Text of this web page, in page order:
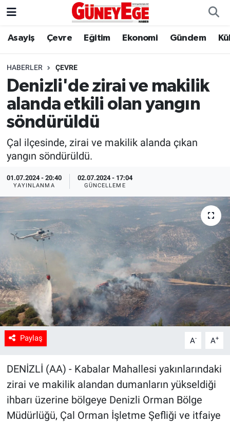
Asayiş Çevre Eğitim Ekonomi Gündem
HABERLER ÇEVRE
Denizli'de zirai ve makilik
alanda etkili olan yangın
söndürüldü
Çal ilçesinde, zirai ve makilik alanda çıkan
yangın söndürüldü.
01.07.2024 - 20:40
YAYINLANMA
02.07.2024 - 17:04
GÜNCELLEME
Paylaş A- A+
DENİZLİ (AA) - Kabalar Mahallesi yakınlarındaki
zirai ve makilik alandan dumanların yükseldiği
ihbarı üzerine bölgeye Denizli Orman Bölge
Müdürlüğü, Çal Orman İşletme Şefliği ve itfaiye
Asayiş
Çevre
Eğitim
Ekonomi
Gündem
Magazin
Politika
Sağlık
Spor
Yaşam
Tarım
İstanbul Hava Durumu
İstanbul Trafik Yoğunluk Haritası
Süper Lig Puan Durumu ve Fikstür
Tüm Manşetler
Son Dakika Haberleri